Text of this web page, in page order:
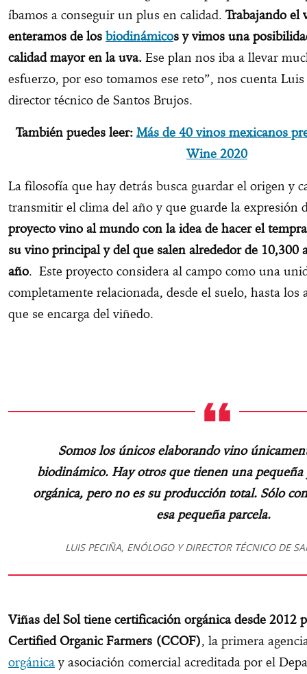
íbamos a conseguir un plus en calidad.Trabajando el
enteramos de los biodinámicos y vimos una
calidad mayor en la uva. Ese plan nos iba a llevar
esfuerzo, por eso tomamos ese reto”, nos cuenta
director técnico de Santos Brujos.
También puedes leer: Más de 40 vinos mexicanos
Wine 2020
La filosofía que hay detrás busca guardar el origen y
transmitir el clima del año y que guarde la expresión
proyecto vino al mundo con la idea de hacer el
su vino principal y del que salen alrededor de 10,300
año. Este proyecto considera al campo como una
completamente relacionada, desde el suelo, hasta los
que se encarga del viñedo.
Somos los únicos elaborando vino
biodinámico. Hay otros que tienen una pequeña
orgánica, pero no es su producción total. Sólo
esa pequeña parcela.
LUIS PECIÑA, ENÓLOGO Y DIRECTOR TÉCNICO DE
Viñas del Sol tiene certificación orgánica desde 2012
Certified Organic Farmers (CCOF), la primera
orgánica y asociación comercial acreditada por el